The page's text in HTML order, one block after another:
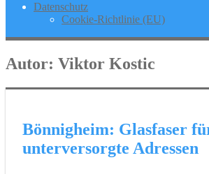
Datenschutz
Cookie-Richtlinie (EU)
Autor: Viktor Kostic
Bönnigheim: Glasfaser
unterversorgte Adressen